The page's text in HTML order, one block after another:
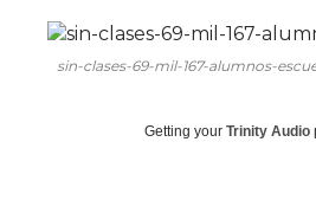
sin-clases-69-mil-167-alumnos-
Getting your Trinity Audio